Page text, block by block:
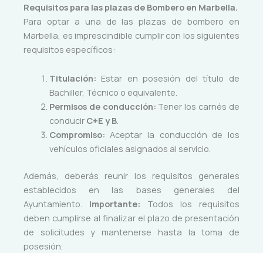
Requisitos para las plazas de Bombero en Marbella.
Para optar a una de las plazas de bombero en
Marbella, es imprescindible cumplir con los siguientes
requisitos específicos:
Titulación: Estar en posesión del título de
Bachiller, Técnico o equivalente.
Permisos de conducción: Tener los carnés de
conducir C+E y B.
Compromiso: Aceptar la conducción de los
vehículos oficiales asignados al servicio.
Además, deberás reunir los requisitos generales
establecidos en las bases generales del
Ayuntamiento. Importante: Todos los requisitos
deben cumplirse al finalizar el plazo de presentación
de solicitudes y mantenerse hasta la toma de
posesión.